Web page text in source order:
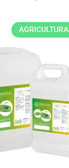
AGRICULTURA